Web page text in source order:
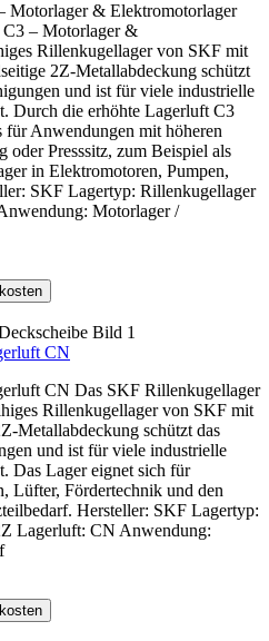
Motorlager & Elektromotorlager
– Motorlager &
Rillenkugellager von SKF mit
2Z-Metallabdeckung schützt
und ist für viele industrielle
Durch die erhöhte Lagerluft C3
für Anwendungen mit höheren
Presssitz, zum Beispiel als
in Elektromotoren, Pumpen,
SKF Lagertyp: Rillenkugellager
Motorlager /
CN
CN Das SKF Rillenkugellager
Rillenkugellager von SKF mit
Metallabdeckung schützt das
und ist für viele industrielle
Das Lager eignet sich für
Lüfter, Fördertechnik und den
Hersteller: SKF Lagertyp:
Lagerluft: CN Anwendung: